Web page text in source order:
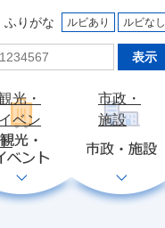
ふりがな ルビあり ルビなし
光・
イベン
ト
市政・
施設